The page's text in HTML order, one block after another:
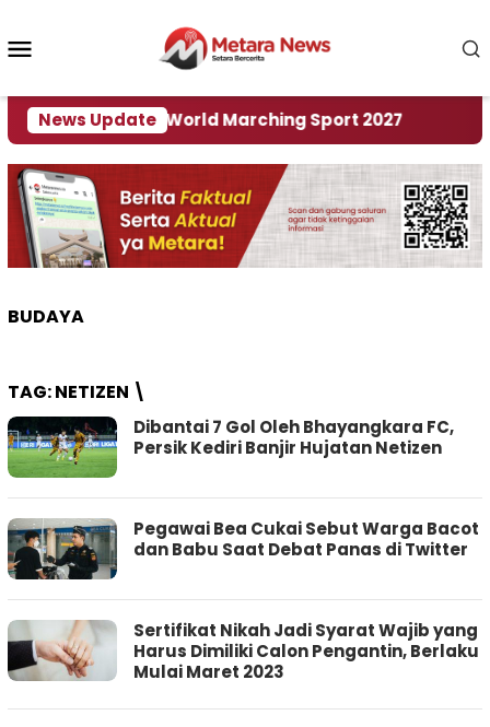
konten
News Update
Rumah World Marching Sport 2027
BUDAYA
TAG:NETIZEN \
Dibantai 7 Gol Oleh Bhayangkara FC,
Persik Kediri Banjir Hujatan Netizen
Pegawai Bea Cukai Sebut Warga Bacot
dan Babu Saat Debat Panas di Twitter
Sertifikat Nikah Jadi Syarat Wajib yang
Harus Dimiliki Calon Pengantin, Berlaku
Mulai Maret 2023